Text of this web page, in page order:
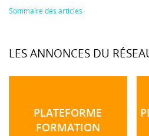
Sommaire des articles
LES ANNONCES DU
PLATEFORME
FORMATION